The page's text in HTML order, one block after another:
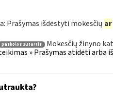
Prašymas išdėstyti mokesčių ar
paskolos sutartis Mokesčių žinyno
» Prašymas atidėti arba